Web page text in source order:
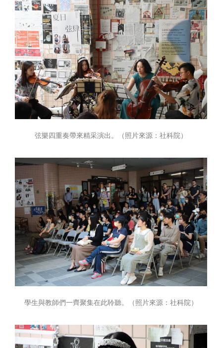
弦樂四重奏帶來精采演出。（照片來源：社科院）
學生與教師們一齊聚集在此聆聽。（照片來源：社科院）